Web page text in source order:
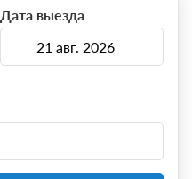
Дата выезда